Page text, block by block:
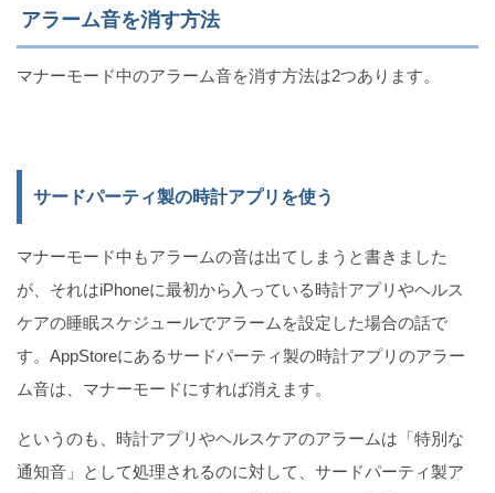
アラーム音を消す方法
マナーモード中のアラーム音を消す方法は2つあります。
サードパーティ製の時計アプリを使う
マナーモード中もアラームの音は出てしまうと書きました
が、それはiPhoneに最初から入っている時計アプリやヘルス
ケアの睡眠スケジュールでアラームを設定した場合の話で
す。AppStoreにあるサードパーティ製の時計アプリのアラー
ム音は、マナーモードにすれば消えます。
というのも、時計アプリやヘルスケアのアラームは「特別な
通知音」として処理されるのに対して、サードパーティ製ア